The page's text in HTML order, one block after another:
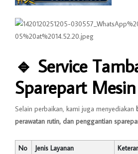
🔹 Service
Sparepart
Selain perbaikan, kami juga menyediakan
perawatan rutin, dan penggantian
No Jenis Layanan